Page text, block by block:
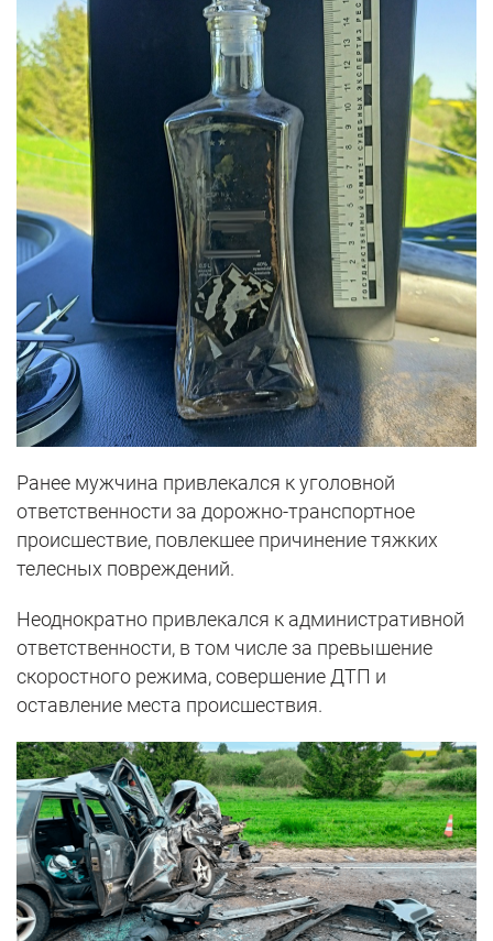
Ранее мужчина привлекался к уголовной
ответственности за дорожно-транспортное
происшествие, повлекшее причинение тяжких
телесных повреждений.
Неоднократно привлекался к административной
ответственности, в том числе за превышение
скоростного режима, совершение ДТП и
оставление места происшествия.